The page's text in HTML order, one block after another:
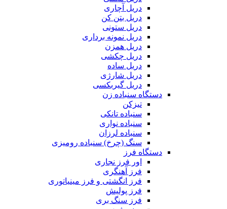
دریل آچاری
دریل بتن کن
دریل ستونی
دریل نمونه برداری
دریل همزن
دریل چکشی
دریل ساده
دریل شارژی
دریل گیربکسی
دستگاه سنباده زن
تیزکن
سنباده تانکی
سنباده نواری
سنباده لرزان
سنگ (چرخ) سنباده رومیزی
دستگاه فرز
اور فرز نجاری
فرز آهنگری
فرز انگشتی و فرز مینیاتوری
فرز پولیش
فرز سنگ بری